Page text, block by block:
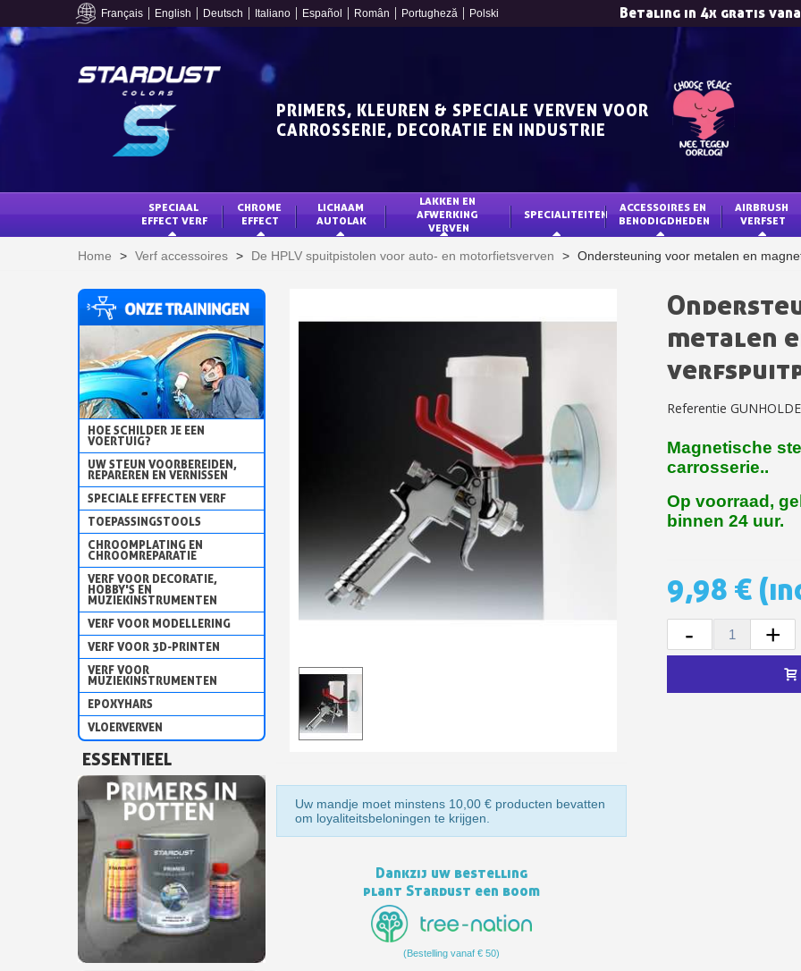
Français English Deutsch Italiano Español Român Portugheză Polski Betaling in 4x gratis
Schrijf je in voor
Levering binnen
Je online offerte
Deel je creaties en
Verzamel
Retourneer
10€ shopping
Levering binnen
Deel je creaties en
Verzamel
Retourneer
5€ korting op
PRIMERS, KLEUREN & SPECIALE VERVEN VOOR
CARROSSERIE, DECORATIE EN INDUSTRIE
SPECIAAL
EFFECT VERF
CHROME
EFFECT
LICHAAM
AUTOLAK
LAKKEN EN
AFWERKING
VERVEN
SPECIALITEITEN
ACCESSOIRES EN
BENODIGDHEDEN
AIRBRUSH
VERFSET
Home > Verf accessoires > De HPLV spuitpistolen voor auto- en motorfietsverven > Ondersteuning voor metalen en
HOE SCHILDER JE EEN
VOERTUIG?
UW STEUN VOORBEREIDEN,
REPAREREN EN VERNISSEN
SPECIALE EFFECTEN VERF
TOEPASSINGSTOOLS
CHROOMPLATING EN
CHROOMREPARATIE
VERF VOOR DECORATIE,
HOBBY'S EN
MUZIEKINSTRUMENTEN
VERF VOOR MODELLERING
VERF VOOR 3D-PRINTEN
VERF VOOR
MUZIEKINSTRUMENTEN
EPOXYHARS
VLOERVERVEN
ESSENTIEEL
Uw mandje moet minstens 10,00 € producten bevatten
om loyaliteitsbeloningen te krijgen.
Dankzij uw bestelling
plant Stardust een boom
(Bestelling vanaf € 50)
metalen
Referentie
Magnetische
carrosserie..
Op voorraad,
binnen 24 uur.
9,98 €
- +